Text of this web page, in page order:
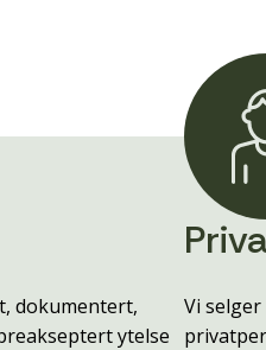
dokumentert,
ytelse
Vi